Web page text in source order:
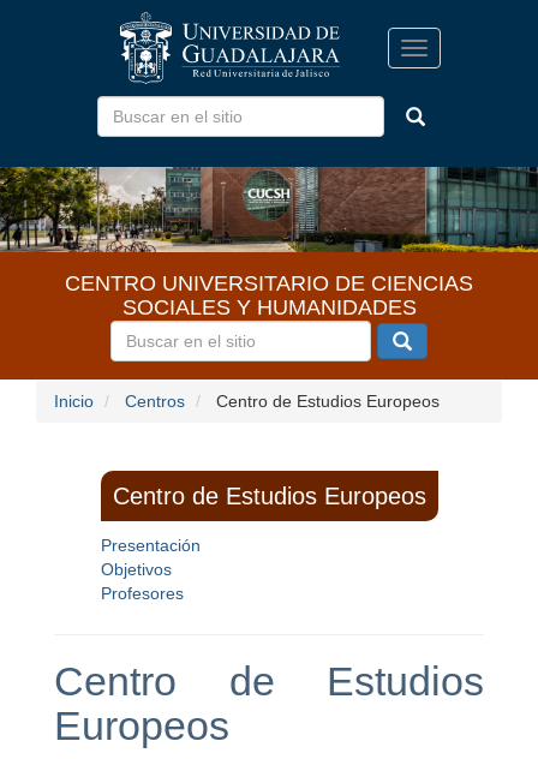
Toggle
navigation
CENTRO UNIVERSITARIO DE CIENCIAS
SOCIALES Y HUMANIDADES
Inicio Centros Centro de Estudios Europeos
Centro de Estudios
Europeos
Centro de Estudios Europeos
Presentación
Objetivos
Profesores